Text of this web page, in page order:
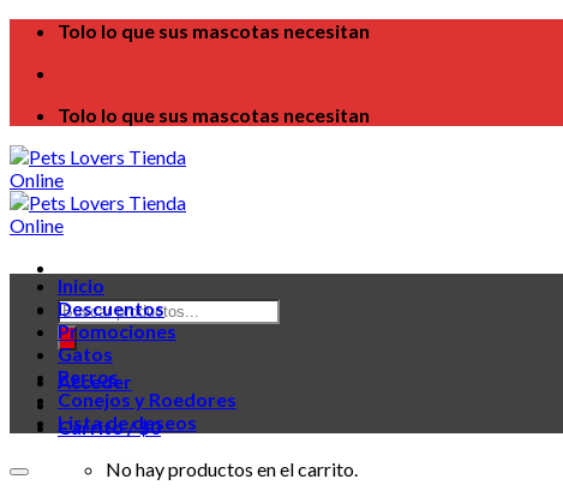
Skip
content
Tolo lo que sus mascotas necesitan
Tolo lo que sus mascotas necesitan
Búsqueda
de
productos
Acceder
Carrito /$0
No hay productos en el carrito.
Inicio
Descuentos
Promociones
Gatos
Perros
Conejos y Roedores
Lista de deseos